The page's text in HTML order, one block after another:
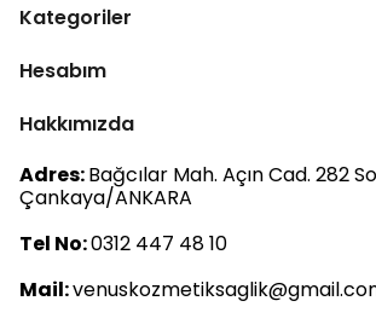
Kategoriler
Hesabım
Hakkımızda
Adres:Bağcılar Mah. Açın Cad. 282
Çankaya/ANKARA
Tel No:0312 447 48 10
Mail: